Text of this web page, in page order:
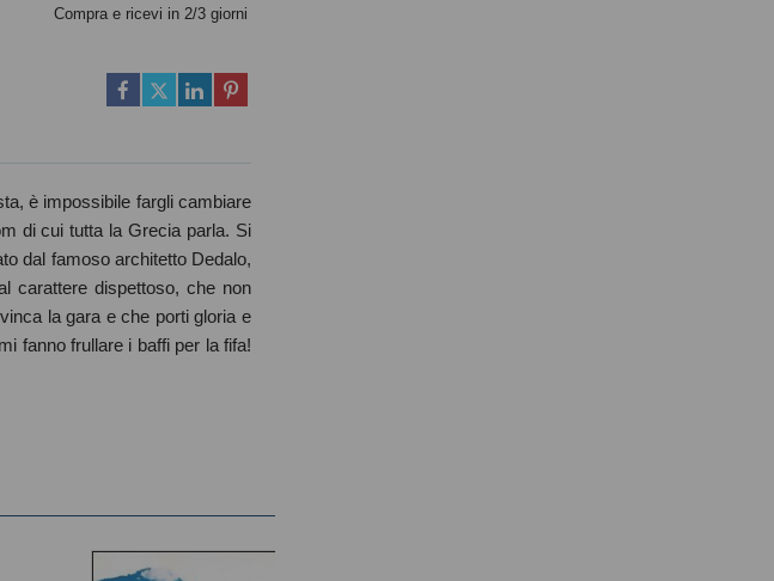
Compra e ricevi in 2/3 giorni
è impossibile fargli cambiare
di cui tutta la Grecia parla. Si
dal famoso architetto Dedalo,
carattere dispettoso, che non
la gara e che porti gloria e
fanno frullare i baffi per la fifa!